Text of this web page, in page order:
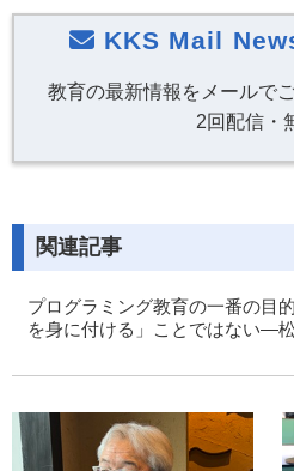
KKS Mail
教育の最新情報をメールで
2回配信・
関連記事
プログラミング教育の一番の目
を身に付ける」ことではない―